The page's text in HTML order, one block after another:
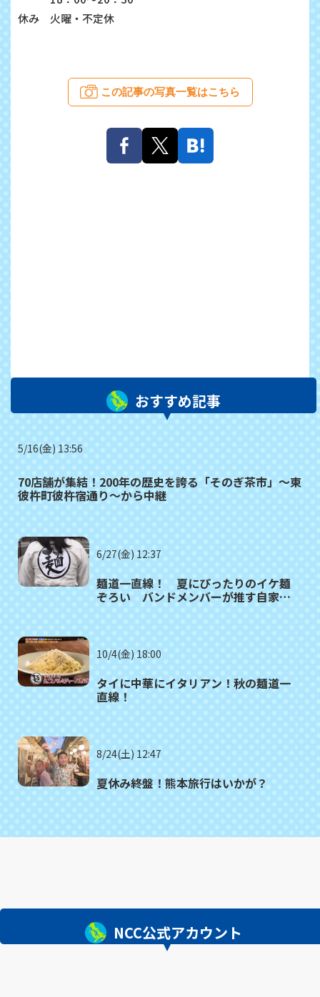
休み 火曜・不定休
この記事の写真一覧はこちら
おすすめ記事
5/16(金) 13:56
70店舗が集結！200年の歴史を誇る「そのぎ茶市」～東
彼杵町彼杵宿通り～から中継
6/27(金) 12:37
麺道一直線！ 夏にぴったりのイケ麺
ぞろい バンドメンバーが推す自家製
10/4(金) 18:00
タイに中華にイタリアン！秋の麺道一
直線！
8/24(土) 12:47
夏休み終盤！熊本旅行はいかが？
NCC公式アカウント